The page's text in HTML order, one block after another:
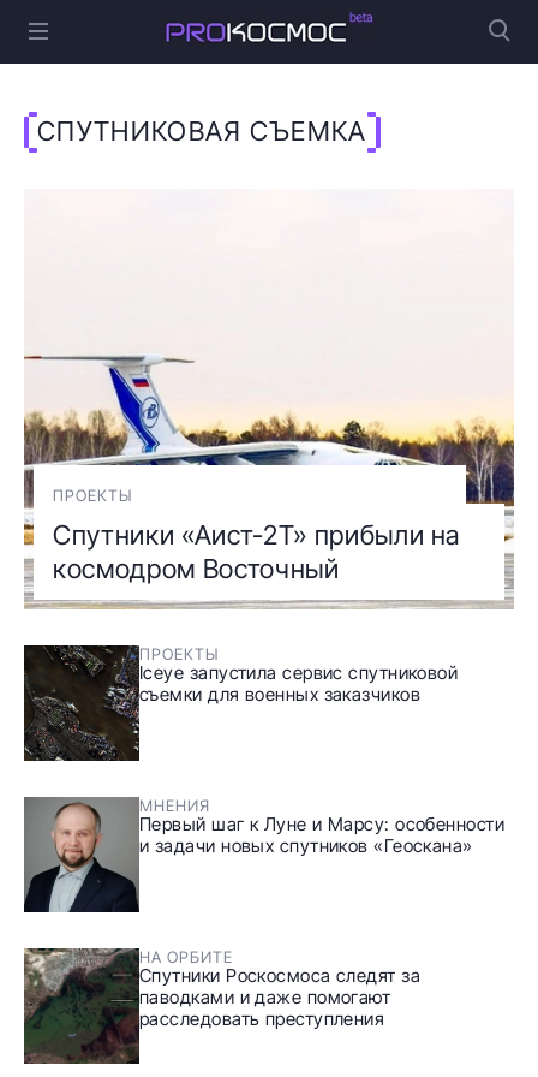
СПУТНИКОВАЯ СЪЕМКА
ПРОЕКТЫ
Спутники «Аист-2Т» прибыли на
космодром Восточный
ПРОЕКТЫ
Iceye запустила сервис спутниковой
съемки для военных заказчиков
МНЕНИЯ
Первый шаг к Луне и Марсу: особенности
и задачи новых спутников «Геоскана»
НА ОРБИТЕ
Спутники Роскосмоса следят за
паводками и даже помогают
расследовать преступления